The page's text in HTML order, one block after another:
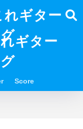
ギター
Score